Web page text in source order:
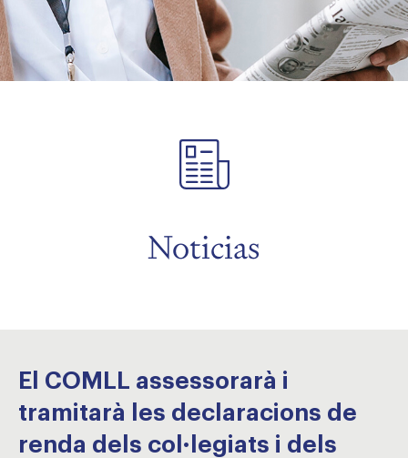
Noticias
El COMLL assessorarà i
tramitarà les declaracions de
renda dels col·legiats i dels